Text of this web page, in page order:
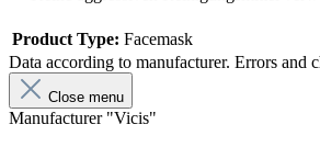
Product Type: Facemask
Data according to manufacturer. Errors and
Close menu
Manufacturer "Vicis"